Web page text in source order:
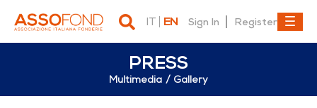
IT EN Sign In Register
PRESS
Multimedia Gallery